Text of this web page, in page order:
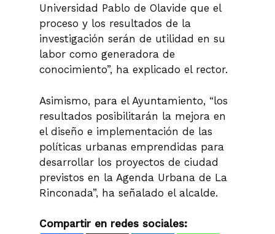
Universidad Pablo de Olavide que el
proceso y los resultados de la
investigación serán de utilidad en su
labor como generadora de
conocimiento”, ha explicado el rector.
Asimismo, para el Ayuntamiento, “los
resultados posibilitarán la mejora en
el diseño e implementación de las
políticas urbanas emprendidas para
desarrollar los proyectos de ciudad
previstos en la Agenda Urbana de La
Rinconada”, ha señalado el alcalde.
Compartir en redes sociales: